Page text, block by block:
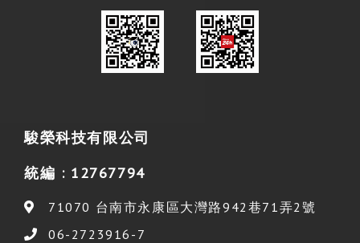
駿榮科技有限公司
統編 : 12767794
71070 台南市永康區大灣路942巷71弄2號
06-2723916-7